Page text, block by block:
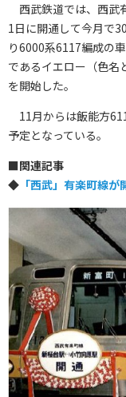
西武鉄道では、西武
1日に開通して今月で
り6000系6117編成の
であるイエロー（色名
を開始した。
11月からは飯能方
予定となっている。
■関連記事
◆ 「西武」有楽町線